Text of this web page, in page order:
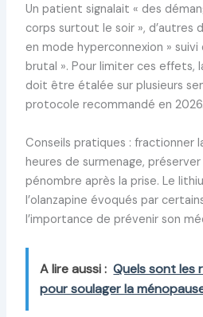
Un patient signalait « des
corps surtout le soir », d’autres
en mode hyperconnexion »
brutal ». Pour limiter ces effets,
doit être étalée sur plusieurs
protocole recommandé en 2026.
Conseils pratiques : fractionner
heures de surmenage,
pénombre après la prise. Le
l’olanzapine évoqués par
l’importance de prévenir son
A lire aussi : Quels sont les
pour soulager la